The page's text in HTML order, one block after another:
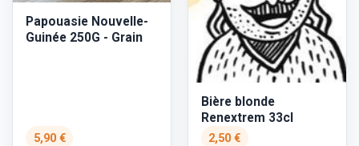
Papouasie Nouvelle-
Guinée 250G - Grain
5,90 €
Bière blonde
Renextrem 33cl
2,50 €